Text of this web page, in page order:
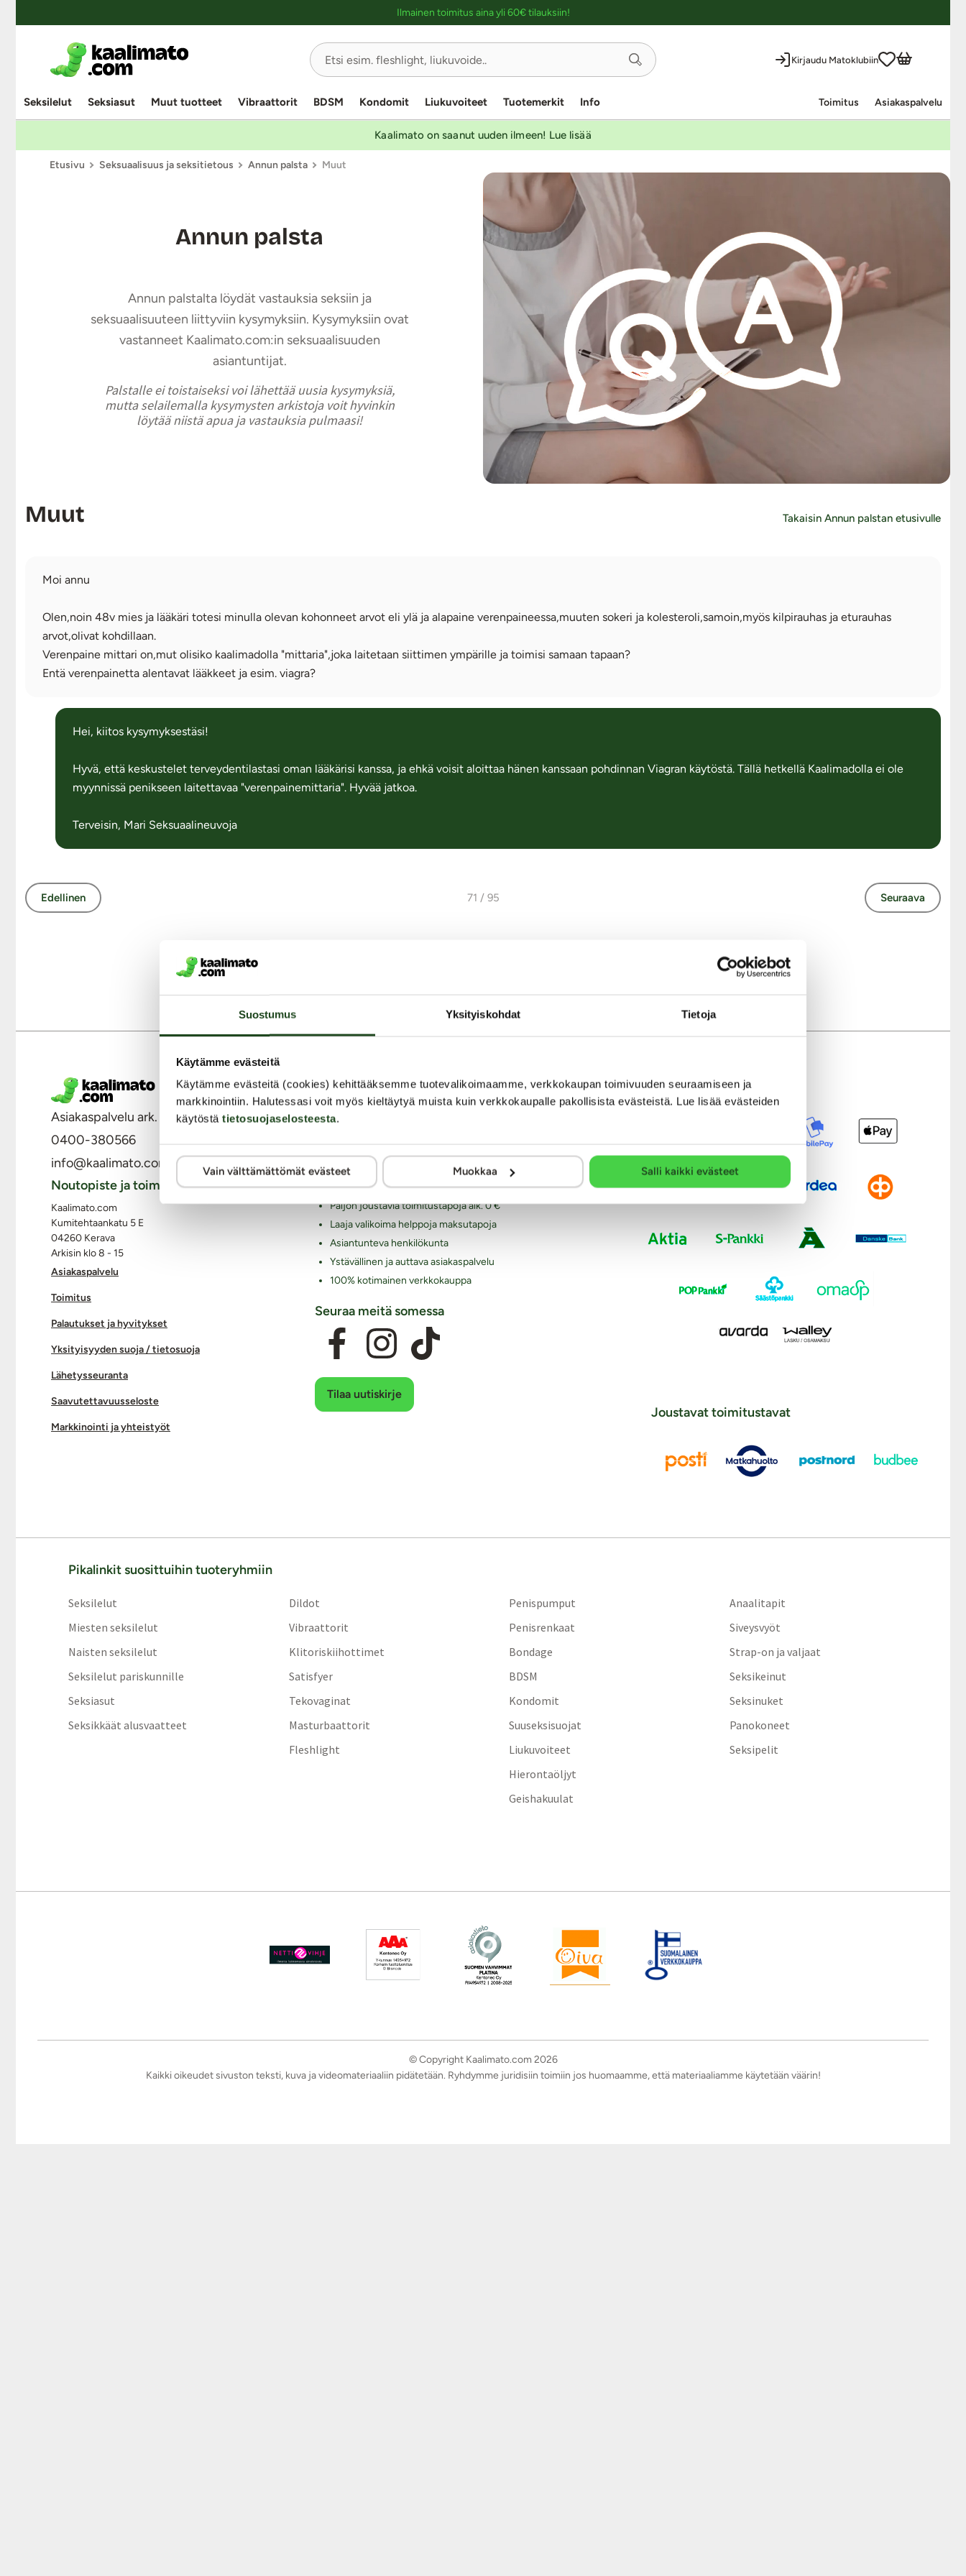
Suostumus Yksityiskohdat Tietoja
Käytämme evästeitä
Käytämme evästeitä (cookies) kehittääksemme tuotevalikoimaamme, verkkokaupan toimivuuden seuraamiseen ja
markkinointiin. Halutessasi voit myös kieltäytyä muista kuin verkkokaupalle pakollisista evästeistä. Lue lisää evästeiden
käytöstä tietosuojaselosteesta.
Vain välttämättömät evästeet Muokkaa Salli kaikki evästeet
Ilmainen toimitus aina yli 60€ tilauksiin!
Kirjaudu Matoklubiin
Seksilelut Seksiasut Muut tuotteet Vibraattorit BDSM Kondomit Liukuvoiteet Tuotemerkit Info Toimitus Asiakaspalvelu
Kaalimato on saanut uuden ilmeen! Lue lisää
Etusivu Seksuaalisuus ja seksitietous Annun palsta Muut
Annun palsta
Annun palstalta löydät vastauksia seksiin ja
seksuaalisuuteen liittyviin kysymyksiin. Kysymyksiin ovat
vastanneet Kaalimato.com:in seksuaalisuuden
asiantuntijat.
Palstalle ei toistaiseksi voi lähettää uusia kysymyksiä,
mutta selailemalla kysymysten arkistoja voit hyvinkin
löytää niistä apua ja vastauksia pulmaasi!
Muut Takaisin Annun palstan etusivulle
Moi annu
Olen,noin 48v mies ja lääkäri totesi minulla olevan kohonneet arvot eli ylä ja alapaine verenpaineessa,muuten sokeri ja kolesteroli,samoin,myös kilpirauhas ja eturauhas
arvot,olivat kohdillaan.
Verenpaine mittari on,mut olisiko kaalimadolla "mittaria",joka laitetaan siittimen ympärille ja toimisi samaan tapaan?
Hei, kiitos kysymyksestäsi!
Hyvä, että keskustelet terveydentilastasi oman lääkärisi kanssa, ja ehkä voisit aloittaa hänen kanssaan pohdinnan Viagran käytöstä. Tällä hetkellä Kaalimadolla ei ole
myynnissä penikseen laitettavaa "verenpainemittaria". Hyvää jatkoa.
Terveisin, Mari Seksuaalineuvoja
Edellinen 71 / 95 Seuraava
Asiakaspalvelu ark. 8 - 15
0400-380566
info@kaalimato.com
Asiakaspalvelu
Toimitus
Palautukset ja hyvitykset
Yksityisyyden suoja / tietosuoja
Lähetysseuranta
Saavutettavuusseloste
Markkinointi ja yhteistyöt
Noutopiste ja toimisto
Kaalimato.com
Kumitehtaankatu 5 E
04260 Kerava
Arkisin klo 8 - 15
Miksi juuri Kaalimato.com
Laaja ja monipuolinen valikoima eroottisia tuotteita
Aina huomaamaton paketti
Ilmainen toimitus yli 60€ tilauksiin
Paljon joustavia toimitustapoja alk. 0 €
Laaja valikoima helppoja maksutapoja
Asiantunteva henkilökunta
Ystävällinen ja auttava asiakaspalvelu
100% kotimainen verkkokauppa
Seuraa meitä somessa
Tilaa uutiskirje
Modernit maksutavat
Joustavat toimitustavat
Pikalinkit suosittuihin tuoteryhmiin
Seksilelut
Miesten seksilelut
Naisten seksilelut
Seksilelut pariskunnille
Seksiasut
Seksikkäät alusvaatteet
Dildot
Vibraattorit
Klitoriskiihottimet
Satisfyer
Tekovaginat
Masturbaattorit
Fleshlight
Penispumput
Penisrenkaat
Bondage
BDSM
Kondomit
Suuseksisuojat
Liukuvoiteet
Hierontaöljyt
Geishakuulat
Anaalitapit
Siveysvyöt
Strap-on ja valjaat
Seksikeinut
Seksinuket
Panokoneet
Seksipelit
© Copyright Kaalimato.com 2026
Kaikki oikeudet sivuston teksti, kuva ja videomateriaaliin pidätetään. Ryhdymme juridisiin toimiin jos huomaamme, että materiaaliamme käytetään väärin!